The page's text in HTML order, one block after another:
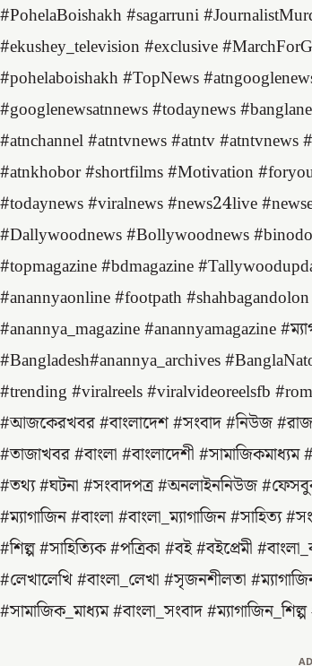
#PohelaBoishakh #sagarruni
#ekushey_television #exclusive
#pohelaboishakh #TopNews
#googlenewsatnnews​ #todaynews​
#atnchannel​ #atntvnews​ #atntv​ #atntvnews​
#atnkhobor #shortfilms #Motivation
#todaynews #viralnews #news24live
#Dallywoodnews #Bollywoodnews
#topmagazine #bdmagazine
#anannyaonline #footpath
#anannya_magazine #anannyamagazine
#Bangladesh#anannya_archives
#trending #viralreels #viralvideoreelsfb
#আজকেরখবর #বাংলাদেশ #সংবাদ #নিউজ
#তাজাখবর #বাংলা #বাংলাদেশী #সামাজিকমাধ্যম
#তথ্য #ঘটনা #সংবাদপত্র #অনলাইননিউজ
#ম্যাগাজিন #বাংলা #বাংলা_ম্যাগাজিন #সাহিত্য
#শিল্প #সাহিত্যিক #পত্রিকা #বই #বইপ্রেমী
#লেখালেখি #বাংলা_লেখা #সৃজনশীলতা
#সামাজিক_মাধ্যম #বাংলা_সংবাদ